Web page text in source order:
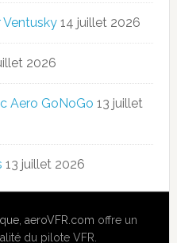
14 juillet 2026
2026
Aero GoNoGo 13 juillet
13 juillet 2026
,aeroVFR.com offre un
du pilote VFR.